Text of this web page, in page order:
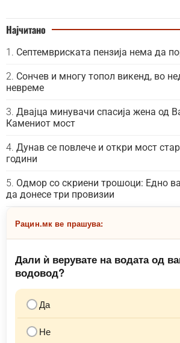
Најчитано
Септемвриската пензија нема да
Сончев и многу топол викенд, во
невреме
Двајца минувачи спасија жена од
Камениот мост
Дунав се повлече и откри мост
години
Одмор со скриени трошоци: Едно
да донесе три провизии
Рацин.мк ве прашува:
Дали ѝ верувате на водата од
водовод?
Да
Не